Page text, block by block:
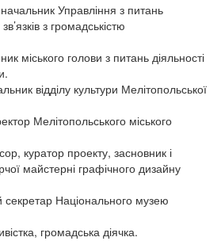
Управління з питань
з громадськістю
міського голови з питань діяльності
відділу культури Мелітопольської
Мелітопольського міського
куратор проекту, засновник і
майстерні графічного дизайну
секретар Національного музею
громадська діячка.